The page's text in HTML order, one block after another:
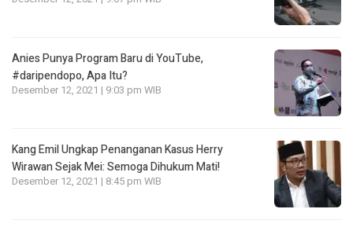
Anies Punya Program Baru di YouTube,
#daripendopo, Apa Itu?
Desember 12, 2021 | 9:03 pm WIB
Kang Emil Ungkap Penanganan Kasus Herry
Wirawan Sejak Mei: Semoga Dihukum Mati!
Desember 12, 2021 | 8:45 pm WIB